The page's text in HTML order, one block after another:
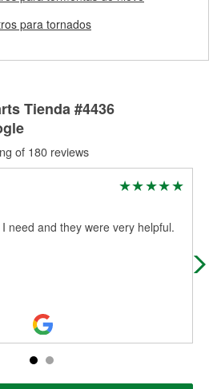
podemos ayudarte a encontrar las
para tu reparación.
y discos de freno
para tornados
Tienda #4436
of 180 reviews
need and they were very helpful.